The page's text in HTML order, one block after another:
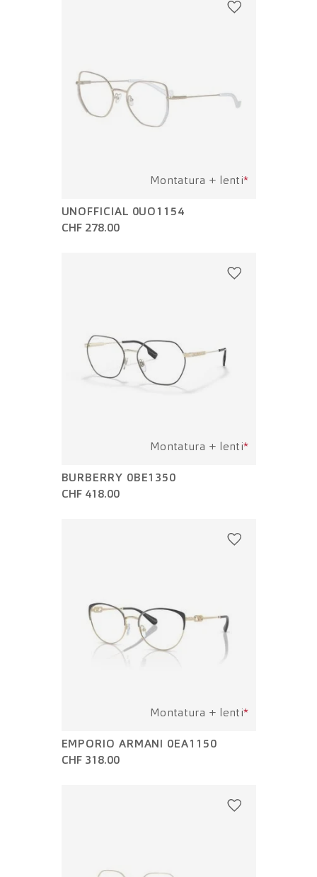
Montatura + lenti*
UNOFFICIAL 0UO1154
CHF 278.00
Montatura + lenti*
BURBERRY 0BE1350
CHF 418.00
Montatura + lenti*
EMPORIO ARMANI 0EA1150
CHF 318.00